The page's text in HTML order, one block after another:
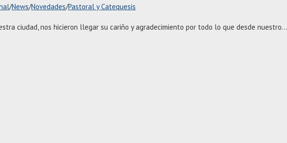
/News/Novedades/Pastoral y Catequesis
ciudad, nos hicieron llegar su cariño y agradecimiento por todo lo que desde nuestro…